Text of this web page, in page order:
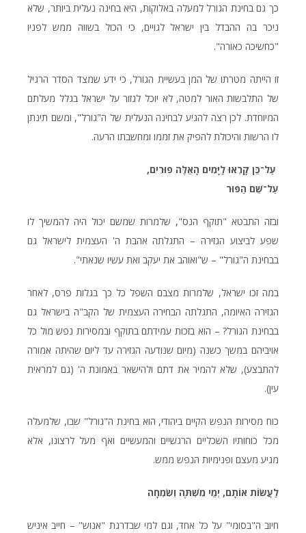
כך גם בחינת הגורל למעלה באלוקות, היא בחינה נעלית ביותר, שלא
ניכר בה ההבדל בין ישראל לגויים, כי הכול בשווה ממש לפניו
"כחשיכה כאורה".
זו הייתה מטרתו של המן בעשיית הגורל, כי ידע שמצד הסדר הרגיל
של התלבשות האור למטה, לא יוכל לגזור על ישראל בגלל מעלתם
המיוחדת. לכן רצה להגיע לבחינה הנעלית של ה"גורל", ומשם תינתן
לו הרשות והיכולת להפיק את זממו ומחשבתו הרעה.
עַל־כֵּן קָרְאוּ לַיָּמִים הָאֵלֶּה פוּרִים,
עַל־שֵׁם הַפּוּר
ובזה התבטא "תוקף הנס", שלמרות שמשם יכול היה להמשיך לו
שפע לביצוע הגזירה – התגלתה אהבת ה' העצמית לישראל גם
בבחינת ה"גורל" – ש"ואוהב את יעקב ואת עשיו שנאתי".
במה זכו ישראל, שלמרות מצבם השפל כל כך בגלות פרס, לאחר
הגזירה האיומה, התגלתה הבחירה העצמית של הקב"ה בישראל גם
בבחינת הגורל? – הוא בזכות עמידתם בתוקף ובמסירות נפש מול כל
אויביהם במשך כשנה (מיום שנודעה הגזירה עד ליום שהיתה אמורה
להתבצע), שלא להמיר את דתם ולהישאר באמונת ה' (גם למראית
עין).
כוח מסירות הנפש הקיים ביהודי, הוא בחינת ה"גורל" שבו, שלמעלה
מכל כוחותיו השכליים הרגשיים והמעשיים ואף מעל לרצונו, אלא
מגיע מעצם ופנימיות הנפש ממש.
לַעֲשׂוֹת אוֹתָם, יְמֵי מִשְׁתֶּה וְשִׂמְחָה
חיוב ה"בסומי" על כל אחד, וגם למי שבדרגת "אנוש" – חייב איניש